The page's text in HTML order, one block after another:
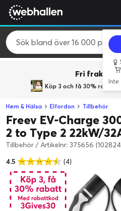
Inte
Fri frakt
Köp 3 och få 30% rabatt
Hem & Hälsa Elfordon Tillbehör
Freev EV-Charge
2 to Type 2 22kW/
Tillbehör / Artikelnr: 375656
4.5
(4)